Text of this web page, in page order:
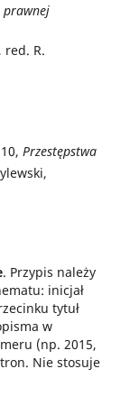
prawnej
red. R.
Przestępstwa
. Przypis należy
inicjał
tytuł
w
(np. 2015,
Nie stosuje